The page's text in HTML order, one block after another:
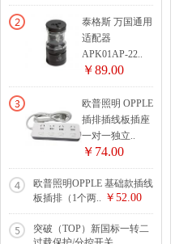
泰格斯 万国通用
适配器
APK01AP-22..
￥89.00
欧普照明 OPPLE
插排插线板插座
一对一独立..
￥74.00
欧普照明OPPLE 基础款插线
板插排（1个两.. ￥52.00
突破（TOP）新国标一转二